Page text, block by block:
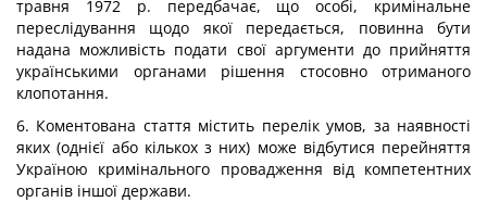
травня 1972 р. передбачає, що особі, кримінальне
переслідування щодо якої передається, повинна бути
надана можливість подати свої аргументи до прийняття
українськими органами рішення стосовно отриманого
клопотання.
6. Коментована стаття містить перелік умов, за наявності
яких (однієї або кількох з них) може відбутися перейняття
Україною кримінального провадження від компетентних
органів іншої держави.